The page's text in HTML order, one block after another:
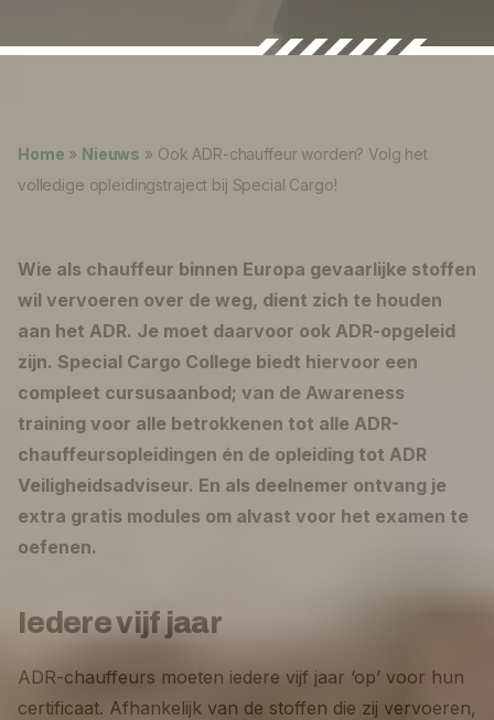
Home » Nieuws » Ook ADR-chauffeur worden? Volg het
volledige opleidingstraject bij Special Cargo!
Wie als chauffeur binnen Europa gevaarlijke stoffen
wil vervoeren over de weg, dient zich te houden
aan het ADR. Je moet daarvoor ook ADR-opgeleid
zijn. Special Cargo College biedt hiervoor een
compleet cursusaanbod; van de Awareness
training voor alle betrokkenen tot alle ADR-
chauffeursopleidingen én de opleiding tot ADR
Veiligheidsadviseur. En als deelnemer ontvang je
extra gratis modules om alvast voor het examen te
oefenen.
Iedere vijf jaar
ADR-chauffeurs moeten iedere vijf jaar ‘op’ voor hun
certificaat. Afhankelijk van de stoffen die zij vervoeren,
Over ons
shopping_cart